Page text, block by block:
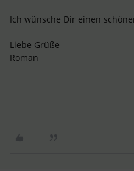
Ich wünsche Dir einen
Liebe Grüße
Roman